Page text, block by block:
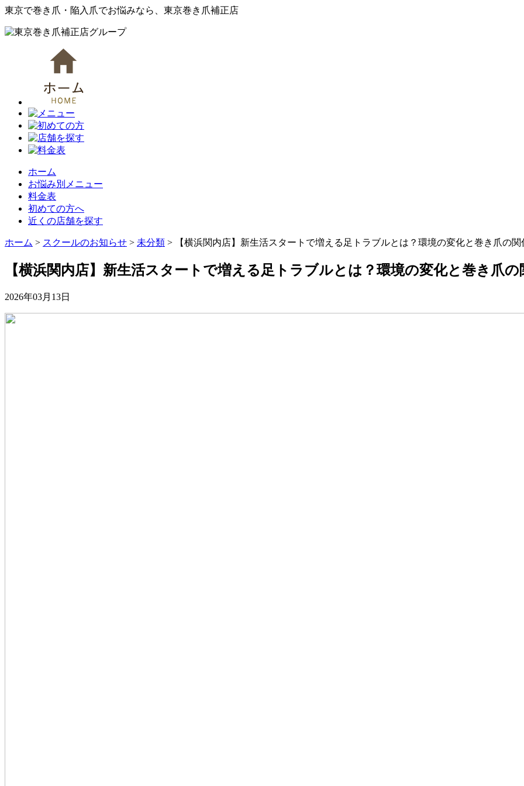
東京で巻き爪・陥入爪でお悩みなら、東京巻き爪補正店
ホーム
お悩み別メニュー
料金表
初めての方へ
近くの店舗を探す
ホーム > スクールのお知らせ > 未分類 > 【横浜関内店】新生活スタートで増える足トラブルとは？環境の変化と巻き爪の関
【横浜関内店】新生活スタートで増える足トラブルとは？環境の変化と巻き爪の
2026年03月13日